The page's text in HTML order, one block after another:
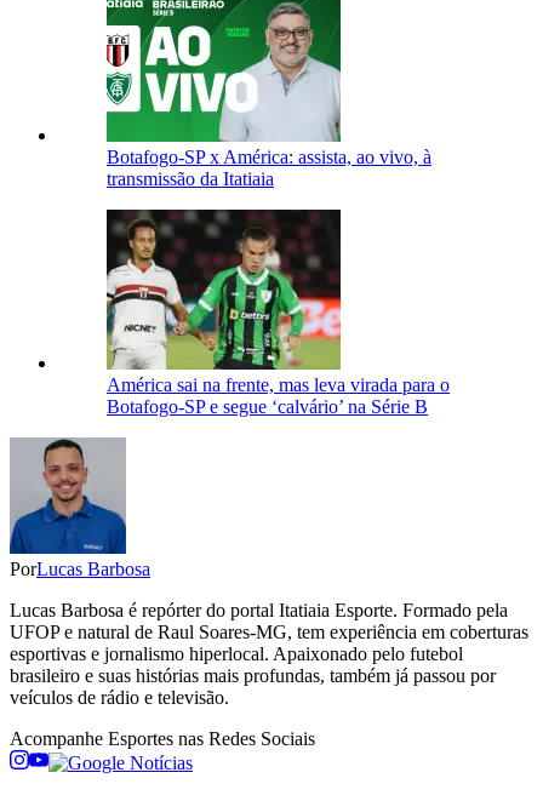
Botafogo-SP x América: assista, ao vivo, à
transmissão da Itatiaia
América sai na frente, mas leva virada para o
Botafogo-SP e segue ‘calvário’ na Série B
PorLucas Barbosa
Lucas Barbosa é repórter do portal Itatiaia Esporte. Formado pela
UFOP e natural de Raul Soares-MG, tem experiência em coberturas
esportivas e jornalismo hiperlocal. Apaixonado pelo futebol
brasileiro e suas histórias mais profundas, também já passou por
veículos de rádio e televisão.
Acompanhe Esportes nas Redes Sociais